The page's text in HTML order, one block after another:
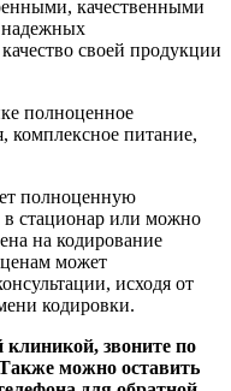
качественными
надежных
своей продукции
полноценное
комплексное питание,
полноценную
в стационар или можно
на кодирование
ценам может
исходя от
кодировки.
клиникой, звоните по
можно оставить